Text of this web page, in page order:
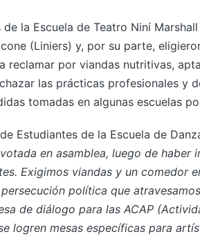
la Escuela de Teatro Niní
(Liniers) y, por su parte,
reclamar por viandas nutritivas,
las prácticas profesionales y
tomadas en algunas escuelas
Estudiantes de la Escuela de
en asamblea, luego de haber
Exigimos viandas y un comedor
política que
de diálogo para las ACAP
logren mesas específicas para